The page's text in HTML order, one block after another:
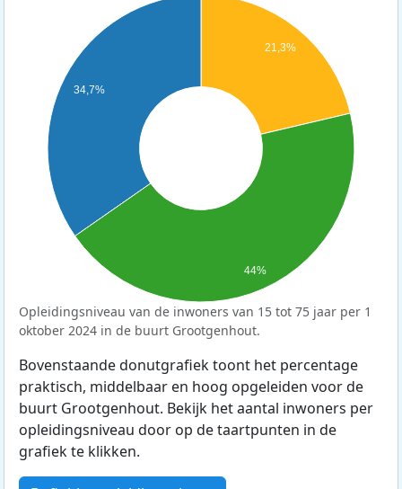
21,3%
34,7%
44%
Opleidingsniveau van de inwoners van 15 tot 75 jaar per 1
oktober 2024 in de buurt Grootgenhout.
Bovenstaande donutgrafiek toont het percentage
praktisch, middelbaar en hoog opgeleiden voor de
buurt Grootgenhout. Bekijk het aantal inwoners per
opleidingsniveau door op de taartpunten in de
grafiek te klikken.